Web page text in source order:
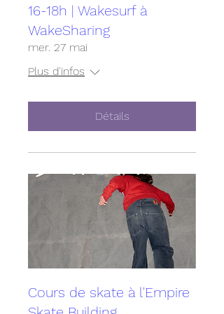
16-18h | Wakesurf à
WakeSharing
mer. 27 mai
Plus d'infos
Détails
Cours de skate à l'Empire